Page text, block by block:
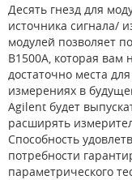
Десять гнезд для
источника сигнала/
модулей позволяет
B1500A, которая вам
достаточно места
измерениях в
Agilent будет
расширять
Способность
потребности
параметрического